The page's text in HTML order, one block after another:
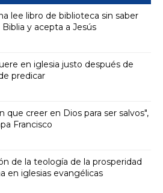
lee libro de biblioteca sin saber
Biblia y acepta a Jesús
en iglesia justo después de
predicar
que creer en Dios para ser salvos",
Francisco
de la teología de la prosperidad
en iglesias evangélicas